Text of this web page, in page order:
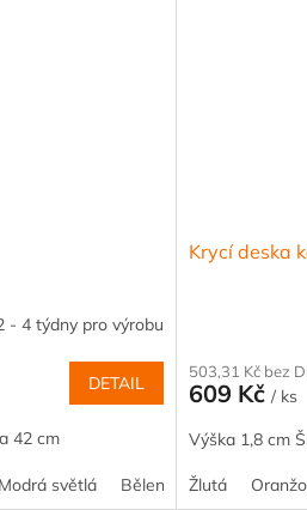
Buk Dub Javor Olše
- 4 týdny pro výrobu
DETAIL
42 cm
Modrá světlá Bělený smrk Akácie
Krycí deska
503,31 Kč bez
609 Kč / ks
Výška 1,8 cm
Žlutá